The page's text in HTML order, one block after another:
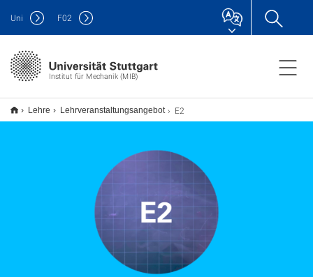
Institut für Mechanik (MIB)
Uni F02
Lehre Lehrveranstaltungsangebot E2